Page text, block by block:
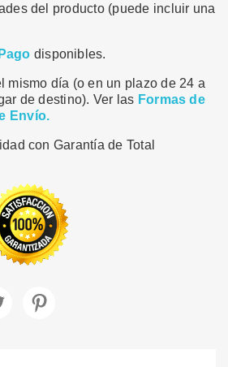
del producto (puede incluir una
disponibles.
mismo día (o en un plazo de 24 a
de destino). Ver las Formas de
Envío.
con Garantía de Total